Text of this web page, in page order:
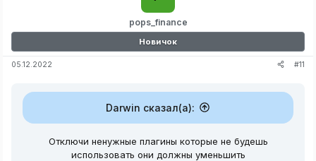
pops_finance
Новичок
05.12.2022 #11
Darwin сказал(а):
Отключи ненужные плагины которые не будешь
использовать они должны уменьшить